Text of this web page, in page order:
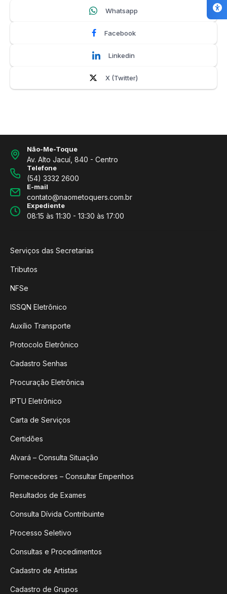
Whatsapp
Facebook
Linkedin
X (Twitter)
Não-Me-Toque
Av. Alto Jacuí, 840 - Centro
Telefone
(54) 3332 2600
E-mail
contato@naometoquers.com.br
Expediente
08:15 às 11:30 - 13:30 às 17:00
Serviços das Secretarias
Tributos
NFSe
ISSQN Eletrônico
Auxílio Transporte
Protocolo Eletrônico
Cadastro Senhas
Procuração Eletrônica
IPTU Eletrônico
Carta de Serviços
Certidões
Alvará – Consulta Situação
Fornecedores – Consultar Empenhos
Resultados de Exames
Consulta Dívida Contribuinte
Processo Seletivo
Consultas e Procedimentos
Cadastro de Artistas
Cadastro de Grupos